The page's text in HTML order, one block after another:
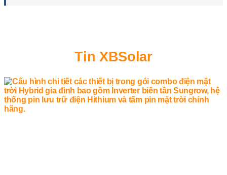
Tin XBSolar